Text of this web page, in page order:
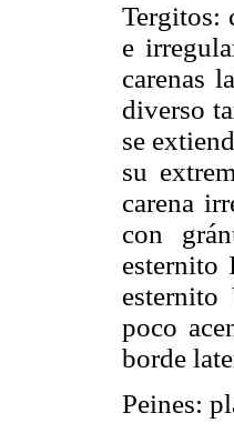
Tergitos:
e
carenas
diverso
se
su
carena
con
esternito
esternito
poco
borde
Peines: